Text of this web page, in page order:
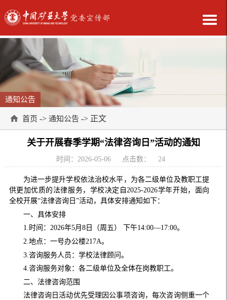
通知公告
首页 -> 通知公告 -> 正文
关于开展春季学期“法律咨询日”活动的通知
时间：2026-05-06 点击数： 24
为进一步提升学校依法治校水平，为各二级单位及教职工提
供更加优质的法律服务，学校决定自2025-2026学年开始，面向
全校开展“法律咨询日”活动，具体安排通知如下：
一、具体安排
1.时间：2026年5月8日（周五） 下午14:00—17:00。
2.地点：一号办公楼217A。
3.咨询服务人员：学校法律顾问。
4.咨询服务对象：各二级单位及全体在岗教职工。
二、法律咨询范围
法律咨询日活动优先受理因公事项咨询，每次咨询侧重一个